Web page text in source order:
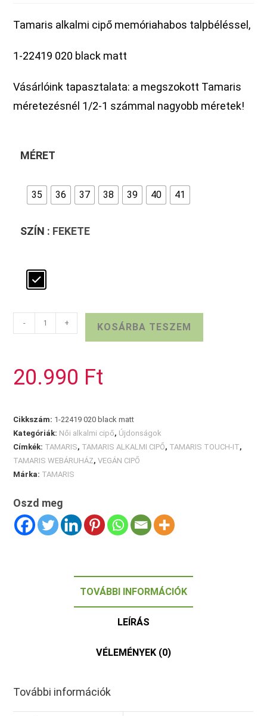
Tamaris alkalmi cipő memóriahabos talpbéléssel,
1-22419 020 black matt
Vásárlóink tapasztalata: a megszokott Tamaris
méretezésnél 1/2-1 számmal nagyobb méretek!
MÉRET
35 36 37 38 39 40 41
SZÍN : FEKETE
TAMARIS
mennyiség
- + KOSÁRBA TESZEM
20.990 Ft
Cikkszám: 1-22419 020 black matt
Kategóriák: Női alkalmi cipő, Újdonságok
Címkék: TAMARIS, TAMARIS ALKALMI CIPŐ, TAMARIS TOUCH-IT,
TAMARIS WEBÁRUHÁZ,VEGÁN CIPŐ
Márka: TAMARIS
Oszd meg
TOVÁBBI INFORMÁCIÓK
LEÍRÁS
VÉLEMÉNYEK (0)
További információk